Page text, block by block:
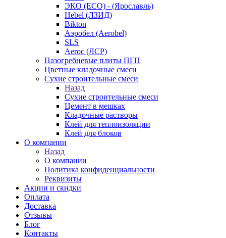
ЭКО (ECO) - (Ярославль)
Hebel (ЛЗИД)
Bikton
Аэробел (Aerobel)
SLS
Aeroc (ЛСР)
Пазогребневые плиты ПГП
Цветные кладочные смеси
Сухие строительные смеси
Назад
Сухие строительные смеси
Цемент в мешках
Кладочные растворы
Клей для теплоизоляции
Клей для блоков
О компании
Назад
О компании
Политика конфиденциальности
Реквизиты
Акции и скидки
Оплата
Доставка
Отзывы
Блог
Контакты